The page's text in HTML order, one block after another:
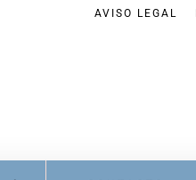
AVISO LEGAL